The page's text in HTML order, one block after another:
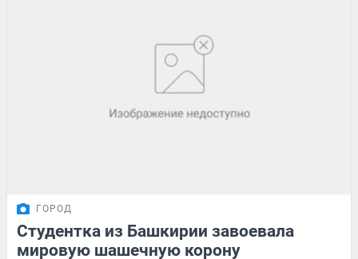
ГОРОД
Студентка из Башкирии завоевала
мировую шашечную корону